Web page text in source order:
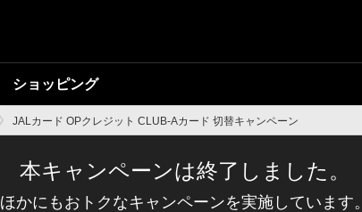
ショッピング
JALカード OPクレジット CLUB-Aカード 切替キャンペーン
本キャンペーンは終了しました。
ほかにもおトクなキャンペーンを実施しています。